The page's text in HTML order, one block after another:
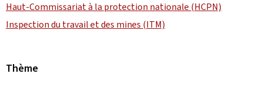
Haut-Commissariat à la protection nationale (HCPN)
Inspection du travail et des mines (ITM)
Thème